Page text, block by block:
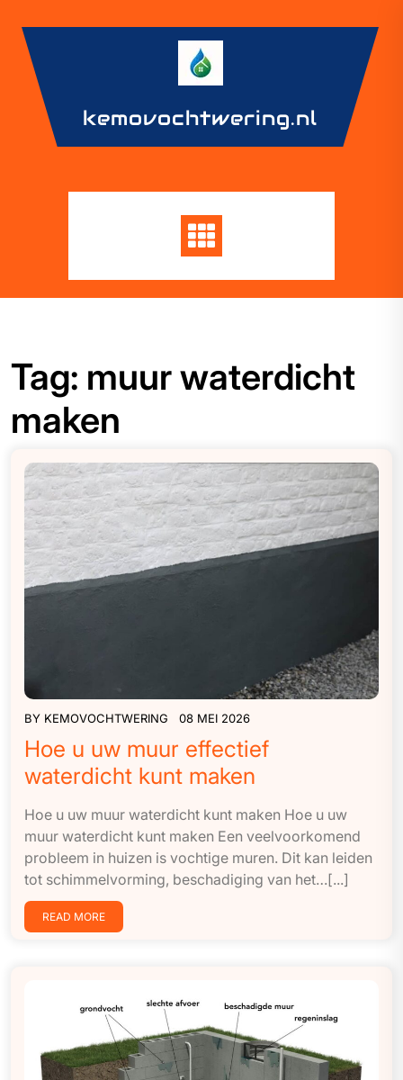
content
kemovochtwering.nl
Tag: muur waterdicht
maken
BY KEMOVOCHTWERING 08 MEI 2026
Hoe u uw muur effectief
waterdicht kunt maken
Hoe u uw muur waterdicht kunt maken Hoe u uw
muur waterdicht kunt maken Een veelvoorkomend
probleem in huizen is vochtige muren. Dit kan leiden
tot schimmelvorming, beschadiging van het…[...]
READ MORE